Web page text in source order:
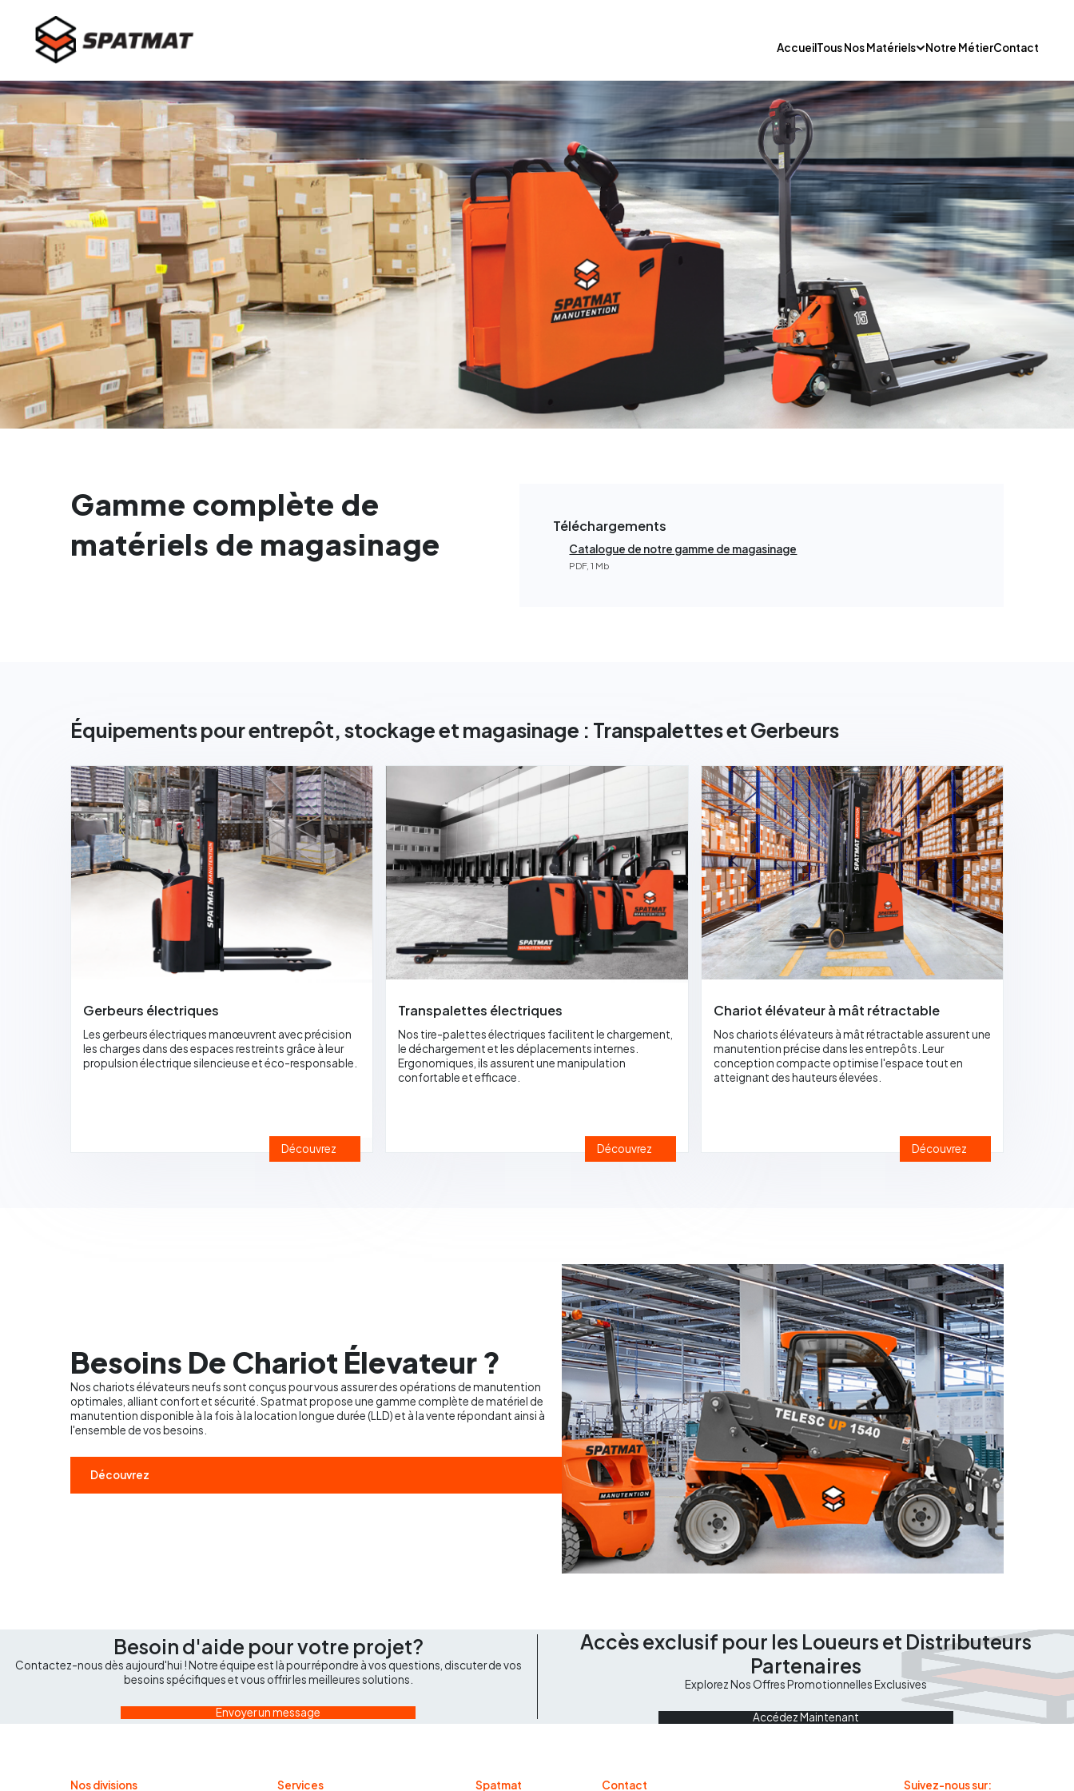
AccueilTous Nos Matériels Notre MétierContact
Gamme complète de
matériels de magasinage
Téléchargements
Catalogue de notre gamme de magasinage
PDF, 1 Mb
Équipements pour entrepôt, stockage et magasinage : Transpalettes et Gerbeurs
Gerbeurs électriques
Les gerbeurs électriques manœuvrent avec précision
les charges dans des espaces restreints grâce à leur
propulsion électrique silencieuse et éco-responsable.
Découvrez
Transpalettes électriques
Nos tire-palettes électriques facilitent le chargement,
le déchargement et les déplacements internes.
Ergonomiques, ils assurent une manipulation
confortable et efficace.
Découvrez
Chariot élévateur à mât rétractable
Nos chariots élévateurs à mât rétractable assurent une
manutention précise dans les entrepôts. Leur
conception compacte optimise l'espace tout en
atteignant des hauteurs élevées.
Découvrez
Besoins De Chariot Élevateur ?
Nos chariots élévateurs neufs sont conçus pour vous assurer des opérations de manutention
optimales, alliant confort et sécurité. Spatmat propose une gamme complète de matériel de
manutention disponible à la fois à la location longue durée (LLD) et à la vente répondant ainsi à
l'ensemble de vos besoins.
Découvrez
Besoin d'aide pour votre projet?
Contactez-nous dès aujourd'hui ! Notre équipe est là pour répondre à vos questions, discuter de vos
besoins spécifiques et vous offrir les meilleures solutions.
Envoyer un message
Accès exclusif pour les Loueurs et Distributeurs
Partenaires
Explorez Nos Offres Promotionnelles Exclusives
Accédez Maintenant
Nos divisions Services Spatmat Contact Suivez-nous sur: